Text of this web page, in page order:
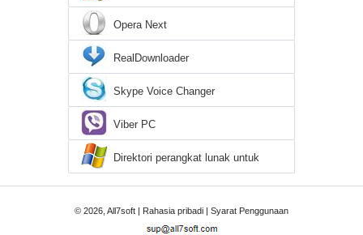
Opera Next
RealDownloader
Skype Voice Changer
Viber PC
Direktori perangkat lunak untuk
Windows 7
© 2026, All7soft | Rahasia pribadi | Syarat Penggunaan